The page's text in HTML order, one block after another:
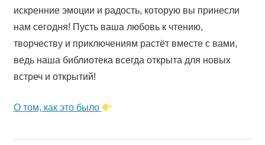
искренние эмоции и радость, которую вы принесли
нам сегодня! Пусть ваша любовь к чтению,
творчеству и приключениям растёт вместе с вами,
ведь наша библиотека всегда открыта для новых
встреч и открытий!
О том, как это было